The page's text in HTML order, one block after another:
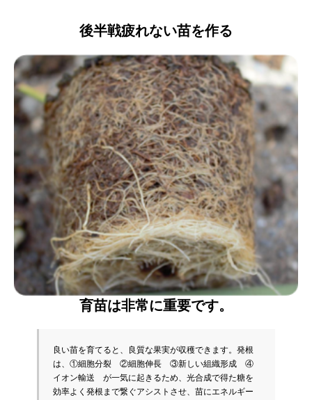
後半戦疲れない苗を作る
育苗は非常に重要です。
良い苗を育てると、良質な果実が収穫できます。発根
は、①細胞分裂　②細胞伸長　③新しい組織形成　④
イオン輸送　が一気に起きるため、光合成で得た糖を
効率よく発根まで繋ぐアシストさせ、苗にエネルギー